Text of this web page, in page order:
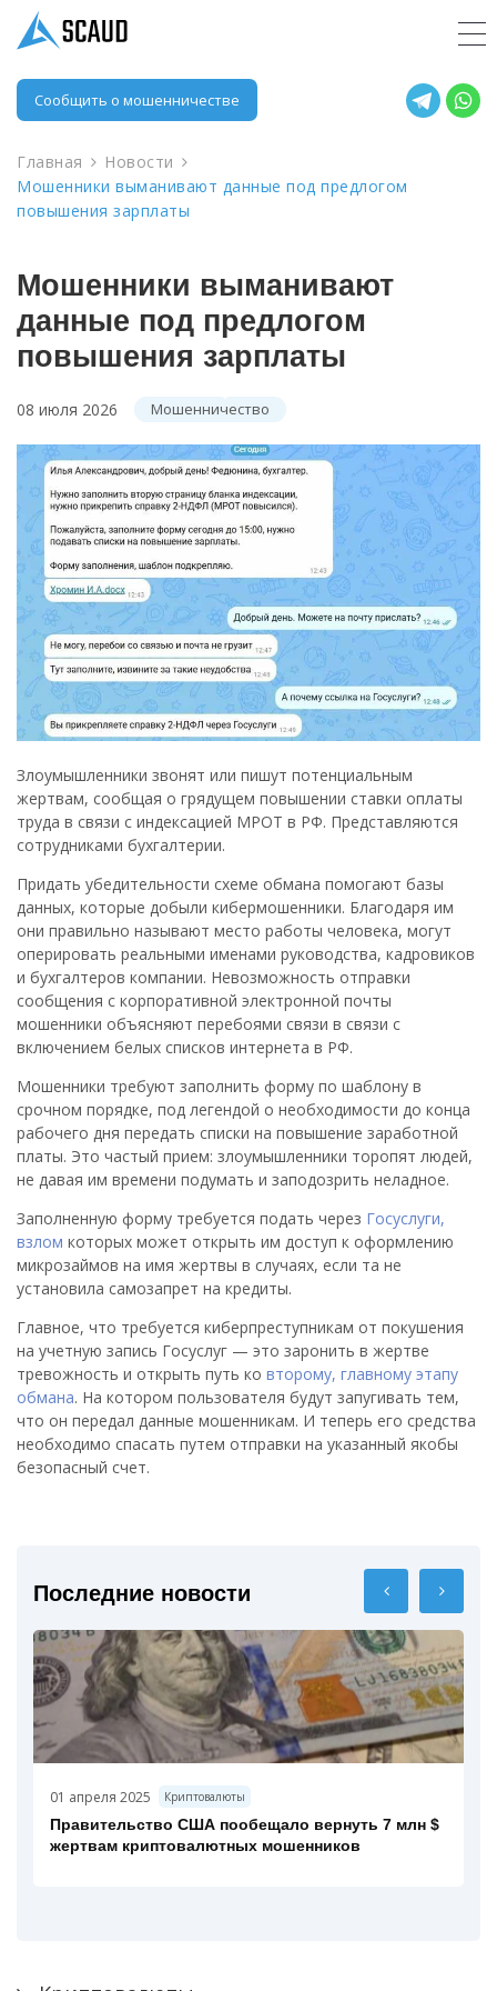
Сообщить о мошенничестве
Главная
Новости
Мошенники выманивают данные под предлогом
повышения зарплаты
Мошенники выманивают
данные под предлогом
повышения зарплаты
08 июля 2026 Мошенничество
Злоумышленники звонят или пишут потенциальным
жертвам, сообщая о грядущем повышении ставки оплаты
труда в связи с индексацией МРОТ в РФ. Представляются
сотрудниками бухгалтерии.
Придать убедительности схеме обмана помогают базы
данных, которые добыли кибермошенники. Благодаря им
они правильно называют место работы человека, могут
оперировать реальными именами руководства, кадровиков
и бухгалтеров компании. Невозможность отправки
сообщения с корпоративной электронной почты
мошенники объясняют перебоями связи в связи с
включением белых списков интернета в РФ.
Мошенники требуют заполнить форму по шаблону в
срочном порядке, под легендой о необходимости до конца
рабочего дня передать списки на повышение заработной
платы. Это частый прием: злоумышленники торопят людей,
не давая им времени подумать и заподозрить неладное.
Заполненную форму требуется подать через Госуслуги,
взлом которых может открыть им доступ к оформлению
микрозаймов на имя жертвы в случаях, если та не
установила самозапрет на кредиты.
Главное, что требуется киберпреступникам от покушения
на учетную запись Госуслуг — это заронить в жертве
тревожность и открыть путь ко второму, главному этапу
обмана. На котором пользователя будут запугивать тем,
что он передал данные мошенникам. И теперь его средства
необходимо спасать путем отправки на указанный якобы
безопасный счет.
Последние новости
01 апреля 2025 Криптовалюты
Правительство США пообещало вернуть 7 млн $
жертвам криптовалютных мошенников